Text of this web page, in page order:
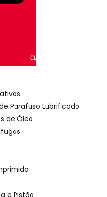
CLOSE PRODUTOS
Parafuso Lubrificado
de Óleo
e Pistão